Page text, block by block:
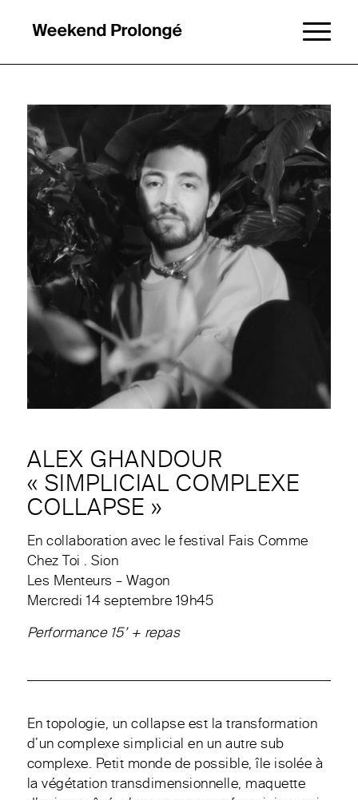
ALEX GHANDOUR
« SIMPLICIAL COMPLEXE
COLLAPSE »
En collaboration avec le festival Fais Comme
Chez Toi . Sion
Les Menteurs – Wagon
Mercredi 14 septembre 19h45
Performance 15’ + repas
En topologie, un collapse est la transformation
d’un complexe simplicial en un autre sub
complexe. Petit monde de possible, île isolée à
la végétation transdimensionnelle, maquette